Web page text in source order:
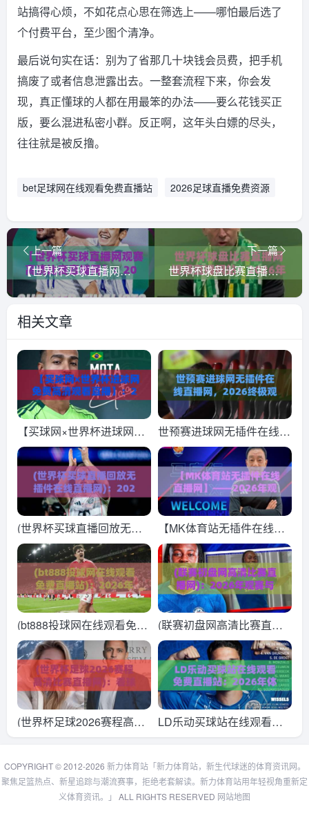
站搞得心烦，不如花点心思在筛选上——哪怕最后选了
个付费平台，至少图个清净。
最后说句实在话：别为了省那几十块钱会员费，把手机
搞废了或者信息泄露出去。一整套流程下来，你会发
现，真正懂球的人都在用最笨的办法——要么花钱买正
版，要么混进私密小群。反正啊，这年头白嫖的尽头，
往往就是被反撸。
bet足球网在线观看免费直播站 2026足球直播免费资源
上一篇
【世界杯买球直播网观赛高清比赛直播网】：2026球迷必备的观赛指南与避坑手册
下一篇
世界杯球盘比赛直播网视频直播网站：2026年观赛首选【世界杯球盘比赛直播网视频直播网站】
相关文章
【买球网×世界杯进球网免
费高清观看直播】：2026
世界杯观赛新姿势，这些细
节你注意到了吗？
世预赛进球网无插件在线直
播网，2026终极观赛指
南！(世预赛进球网无插件
在线直播网)
(世界杯买球直播回放无插
件在线直播网)：2026年观
赛指南，球迷必看的宝藏平
台
【MK体育站无插件在线直
播网】——2026年观赛新
体验，告别卡顿的终极指南
(bt888投球网在线观看免费
直播站)：2026年球迷必藏
的免费直播观赛指南
(联赛初盘网高清比赛直播
网)：2026年观赛与投注指
南，球迷必备的实战攻略
(世界杯足球2026赛程高清
比赛直播网)：看球不迷
路，这份观赛指南请收好！
LD乐动买球站在线观看免
费直播站：2026年体育迷
的观赛新选择
COPYRIGHT © 2012-2026 新力体育站「新力体育站，新生代球迷的体育资讯网。
聚焦足篮热点、新星追踪与潮流赛事，拒绝老套解读。新力体育站用年轻视角重新定
义体育资讯。」
ALL RIGHTS RESERVED 网站地图